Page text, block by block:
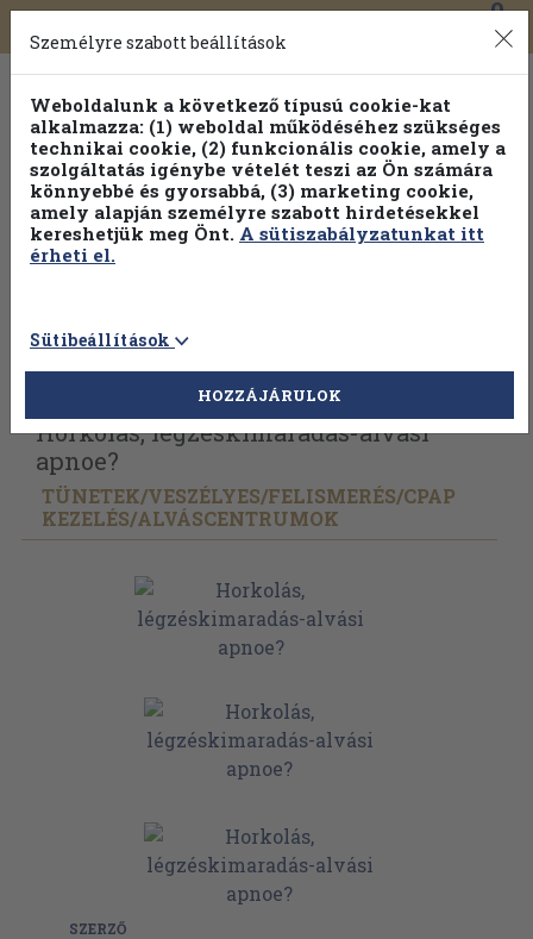
Toggle
navigation
0
Vissza az előző oldalra Válasszon példányt
Horkolás, légzéskimaradás-alvási
apnoe?
TÜNETEK/VESZÉLYES/FELISMERÉS/CPAP
KEZELÉS/ALVÁSCENTRUMOK
SZERZŐ
Személyre szabott beállítások
Weboldalunk a következő típusú cookie-kat
alkalmazza: (1) weboldal működéséhez szükséges
technikai cookie, (2) funkcionális cookie, amely a
szolgáltatás igénybe vételét teszi az Ön számára
könnyebbé és gyorsabbá, (3) marketing cookie,
amely alapján személyre szabott hirdetésekkel
kereshetjük meg Önt. A sütiszabályzatunkat itt
érheti el.
Sütibeállítások
HOZZÁJÁRULOK